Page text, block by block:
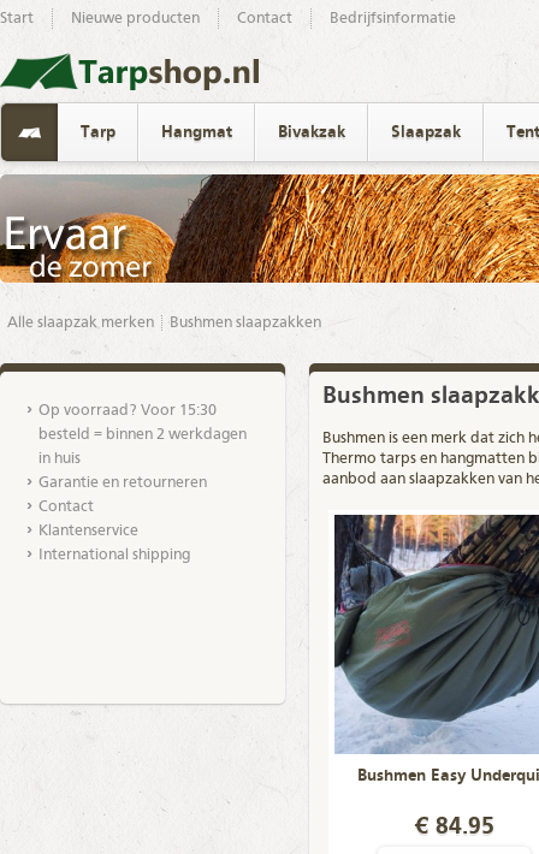
Start Nieuwe producten Contact Bedrijfsinformatie
Tarp Hangmat Bivakzak Slaapzak Tent
Alle slaapzak merken Bushmen slaapzakken
Op voorraad? Voor 15:30
besteld = binnen 2 werkdagen
in huis
Garantie en retourneren
Contact
Klantenservice
International shipping
Bushmen
Bushmen is een merk dat zich
Thermo tarps en hangmatten
aanbod aan slaapzakken van
Bushmen Easy
€ 84.95